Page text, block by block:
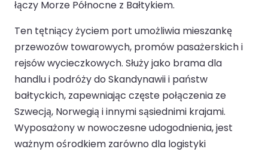
łączy Morze Północne z Bałtykiem.
Ten tętniący życiem port umożliwia mieszankę
przewozów towarowych, promów pasażerskich i
rejsów wycieczkowych. Służy jako brama dla
handlu i podróży do Skandynawii i państw
bałtyckich, zapewniając częste połączenia ze
Szwecją, Norwegią i innymi sąsiednimi krajami.
Wyposażony w nowoczesne udogodnienia, jest
ważnym ośrodkiem zarówno dla logistyki